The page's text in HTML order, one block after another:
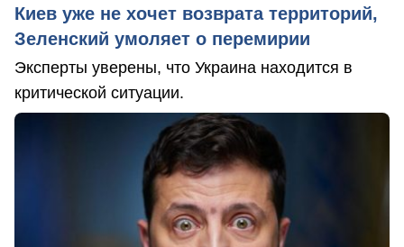
Киев уже не хочет возврата территорий,
Зеленский умоляет о перемирии
Эксперты уверены, что Украина находится в
критической ситуации.